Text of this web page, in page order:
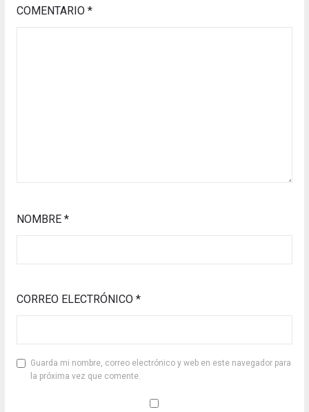
COMENTARIO*
NOMBRE*
CORREO ELECTRÓNICO*
Guarda mi nombre, correo electrónico y web en este navegador para
la próxima vez que comente.